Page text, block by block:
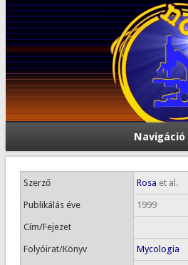
Navigáció
Szerző Rosa et al.
Publikálás éve 1999
Cím/Fejezet
Folyóirat/Könyv Mycologia